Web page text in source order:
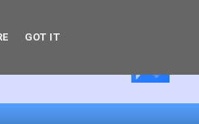
GOT IT